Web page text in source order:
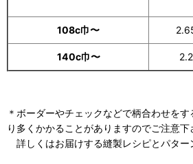
108c巾〜
140c巾〜 2.2
＊ボーダーやチェックなどで柄合わせを
り多くかかることがありますのでご注意下
詳しくはお届けする縫製レシピとパター